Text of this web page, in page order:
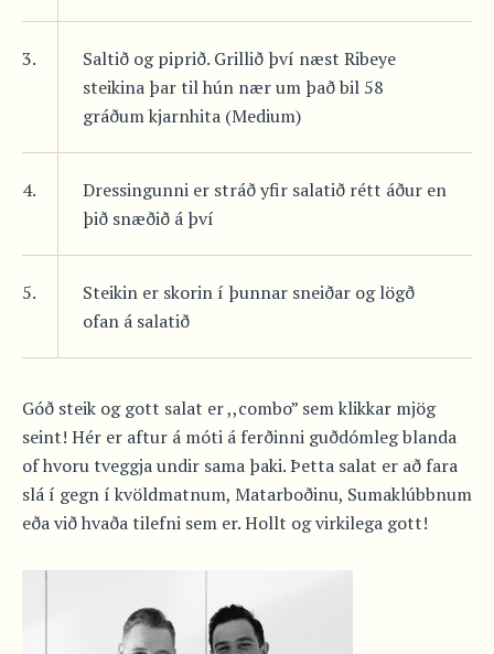
3.
Saltið og piprið. Grillið því næst Ribeye
steikina þar til hún nær um það bil 58
gráðum kjarnhita (Medium)
4.
Dressingunni er stráð yfir salatið rétt áður en
þið snæðið á því
5.
Steikin er skorin í þunnar sneiðar og lögð
ofan á salatið
Góð steik og gott salat er ,,combo” sem klikkar mjög
seint! Hér er aftur á móti á ferðinni guðdómleg blanda
of hvoru tveggja undir sama þaki. Þetta salat er að fara
slá í gegn í kvöldmatnum, Matarboðinu, Sumaklúbbnum
eða við hvaða tilefni sem er. Hollt og virkilega gott!